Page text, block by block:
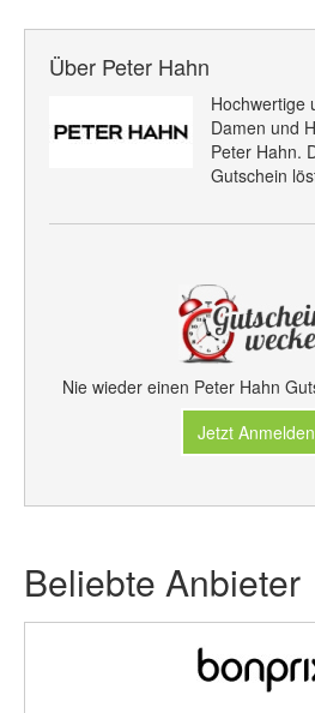
Über Peter Hahn
Hochwertige
Damen und
Peter Hahn.
Gutschein
Nie wieder einen Peter Hahn
Jetzt Anmelden
Beliebte Anbieter